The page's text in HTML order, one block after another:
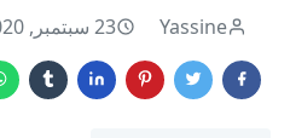
Yassine 23 سبتمبر, 2020